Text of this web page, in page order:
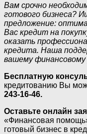
Вам срочно
готового бизнеса?
предложение:
Вас кредит на
оказать
кредита. Наша
вашему финансовому
Бесплатную
кредитованию Вы
243-16-46.
Оставьте онлайн
«Финансовая
готовый бизнес в